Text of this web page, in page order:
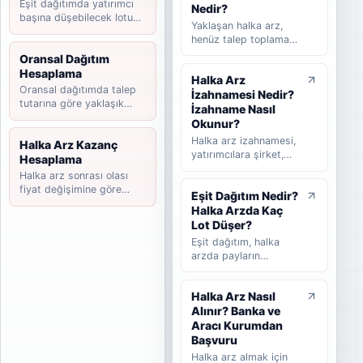
Eşit dağıtımda yatırımcı
başına düşebilecek lotu
tahmin edin.
Oransal Dağıtım
Hesaplama
Oransal dağıtımda talep
tutarına göre yaklaşık
payınızı hesaplayın.
Halka Arz Kazanç
Hesaplama
Halka arz sonrası olası
fiyat değişimine göre
kazanç senaryosunu
süreçlerini takip
etmeye yardımcı olan
rehber niteliğinde bir
listedir. Bu yazıda
nedir, nasıl okunur,
hangi bilgilere dikkat
edilmelidir ve
yatırımcılar güncel
halka arzları takip
ederken nelere
bakmalıdır sade
Nedir?
Yaklaşan halka arz,
henüz talep toplama
tarafından takip
edilen şirketleri ifade
eder. Takvimi
beklenen halka arz ise
başvuru veya hazırlık
sürecinde olup talep
toplama tarihi henüz
şirketler için kullanılır.
Bu rehberde yaklaşan
halka arz, beklenen
halka arz, takvimi
beklenen halka arz ve
talep toplama
anlatılır.
Halka Arz
İzahnamesi Nedir?
İzahname Nasıl
Okunur?
Halka arz izahnamesi,
yatırımcılara şirket,
riskler, fon kullanım
yeri ve satış süreci
hakkında bilgi veren
temel kamuyu
aydınlatma belgesidir.
Bu rehberde
olduğunu, hangi
bölümlerin dikkatle
okunması gerektiğini,
SPK onayının ne
anlama geldiğini ve
Eşit Dağıtım Nedir?
Halka Arzda Kaç
Lot Düşer?
Eşit dağıtım, halka
arzda payların
dengeli şekilde
dağıtılmasını ifade
eder. Bu rehberde eşit
dağıtımın nasıl
çalıştığını, oransal
Halka Arz Nasıl
Alınır? Banka ve
Aracı Kurumdan
Başvuru
Halka arz almak için